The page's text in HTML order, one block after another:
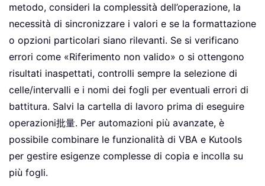
metodo, consideri la complessità dell’operazione, la
necessità di sincronizzare i valori e se la formattazione
o opzioni particolari siano rilevanti. Se si verificano
errori come «Riferimento non valido» o si ottengono
risultati inaspettati, controlli sempre la selezione di
celle/intervalli e i nomi dei fogli per eventuali errori di
battitura. Salvi la cartella di lavoro prima di eseguire
operazioni批量. Per automazioni più avanzate, è
possibile combinare le funzionalità di VBA e Kutools
per gestire esigenze complesse di copia e incolla su
più fogli.